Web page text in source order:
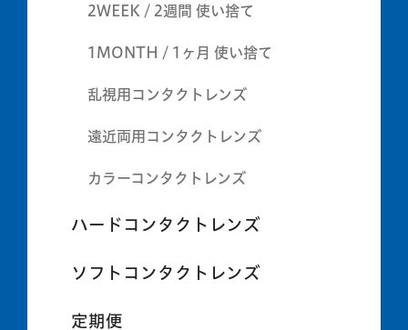
2WEEK / 2週間 使い捨て
1MONTH / 1ヶ月 使い捨て
乱視用コンタクトレンズ
遠近両用コンタクトレンズ
カラーコンタクトレンズ
ハードコンタクトレンズ
ソフトコンタクトレンズ
定期便